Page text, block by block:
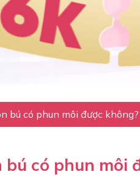
bú có phun môi được không?
có phun môi